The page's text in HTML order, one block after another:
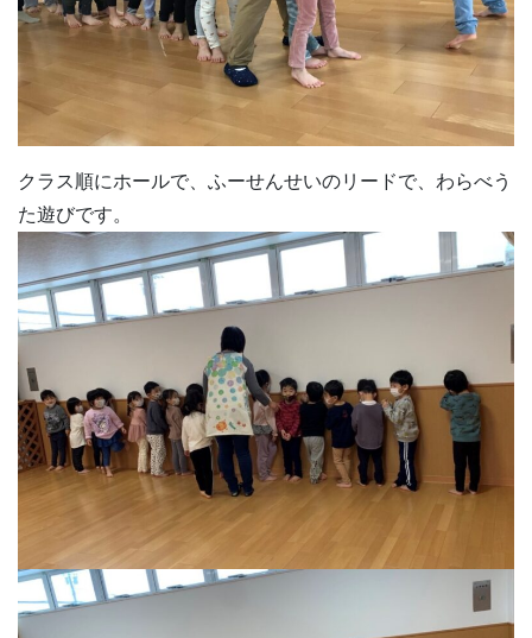
クラス順にホールで、ふーせんせいのリードで、わらべう
た遊びです。